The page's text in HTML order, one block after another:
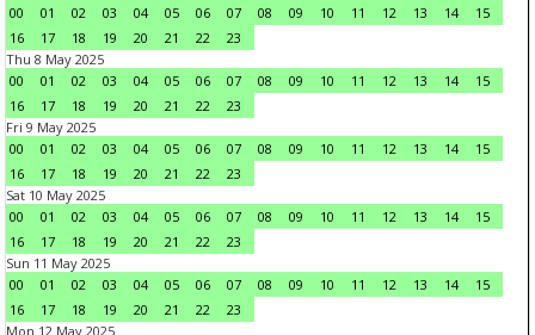
00
01 02 03 04 05 06 07 08 09 10 11 12 13 14
15
16
17 18 19 20 21 22
23
Thu 8 May 2025
00
01 02 03 04 05 06 07 08 09 10 11 12 13 14
15
16
17 18 19 20 21 22
23
Fri 9 May 2025
00
01 02 03 04 05 06 07 08 09 10 11 12 13 14
15
16
17 18 19 20 21 22
23
Sat 10 May 2025
00
01 02 03 04 05 06 07 08 09 10 11 12 13 14
15
16
17 18 19 20 21 22
23
Sun 11 May 2025
00
01 02 03 04 05 06 07 08 09 10 11 12 13 14
15
16
17 18 19 20 21 22
23
Mon 12 May 2025